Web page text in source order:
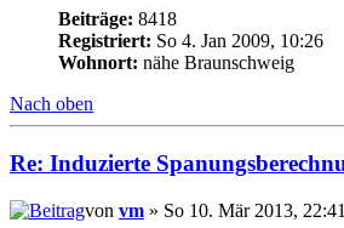
Beiträge: 8418
Registriert: So 4. Jan 2009, 10:26
Wohnort: nähe Braunschweig
Nach oben
Re: Induzierte
von vm » So 10. Mär 2013, 22:41